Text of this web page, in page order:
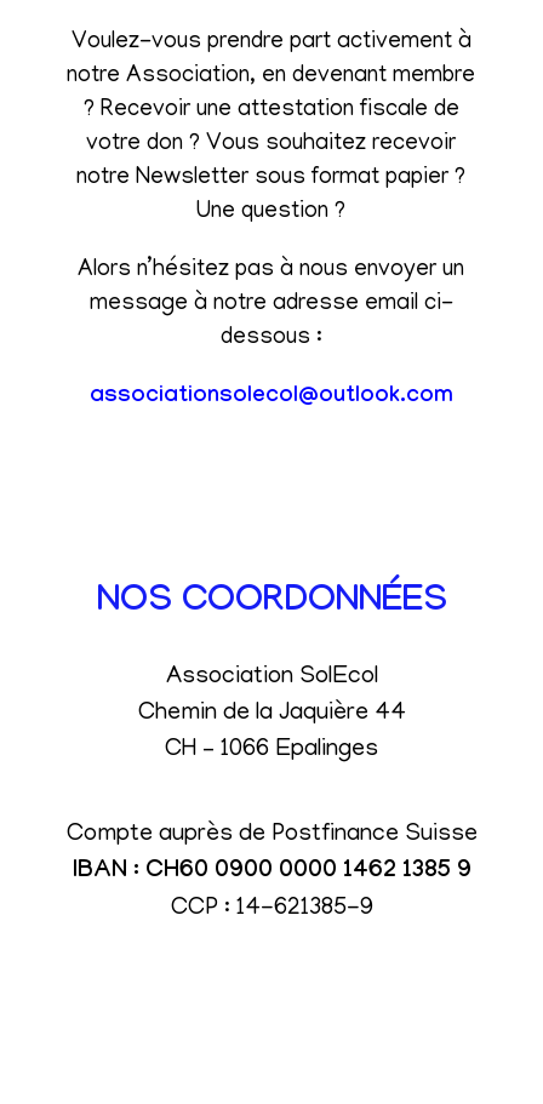
Voulez-vous prendre part activement à
notre Association, en devenant membre
? Recevoir une attestation fiscale de
votre don ? Vous souhaitez recevoir
notre Newsletter sous format papier ?
Une question ?
Alors n’hésitez pas à nous envoyer un
message à notre adresse email ci-
dessous :
associationsolecol@outlook.com
NOS COORDONNÉES
Association SolEcol
Chemin de la Jaquière 44
CH – 1066 Epalinges
Compte auprès de Postfinance Suisse
IBAN : CH60 0900 0000 1462 1385 9
CCP : 14-621385-9